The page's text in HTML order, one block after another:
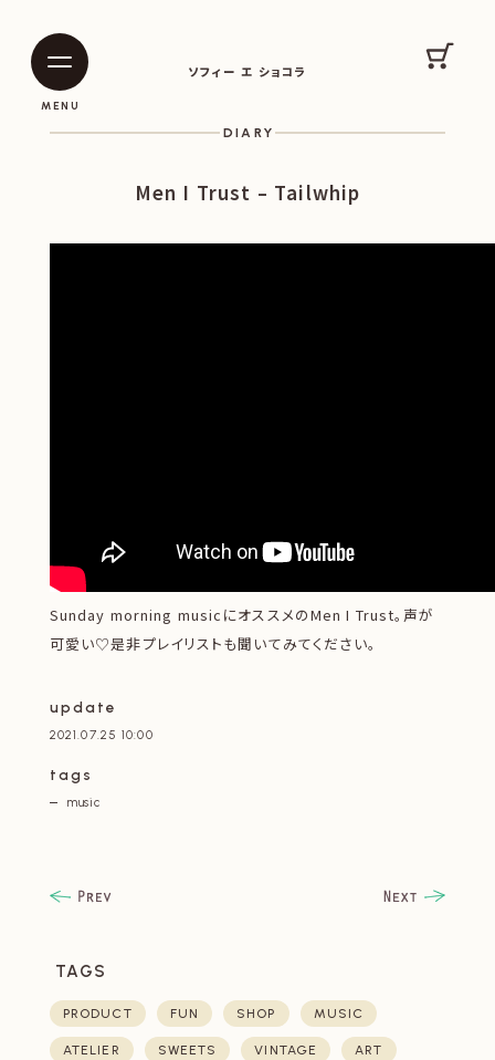
ソフィー エ ショコラ
MENU
カー
DIARY
Men I Trust – Tailwhip
Sunday morning musicにオススメのMen I Trust。声が
可愛い♡是非プレイリストも聞いてみてください。
update
2021.07.25 10:00
tags
music
TAGS
PRODUCT FUN SHOP MUSIC
ATELIER SWEETS VINTAGE ART